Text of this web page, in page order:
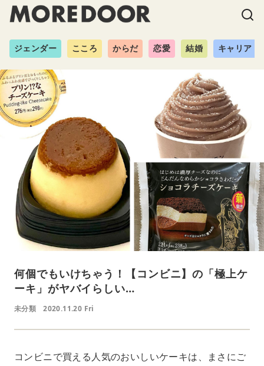
ジェンダー こころ からだ 恋愛 結婚 キャリア
何個でもいけちゃう！【コンビニ】の「極上ケ
ーキ」がヤバイらしい…
未分類 2020.11.20 Fri
コンビニで買える人気のおいしいケーキは、まさにご